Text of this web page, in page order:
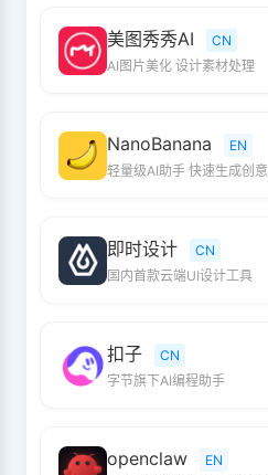
美图秀秀AI
CN
AI图片美化 设计素材处理
NanoBanana
EN
轻量级AI助手 快速生成创意
即时设计
CN
国内首款云端UI设计工具
扣子
CN
字节旗下AI编程助手
openclaw
EN